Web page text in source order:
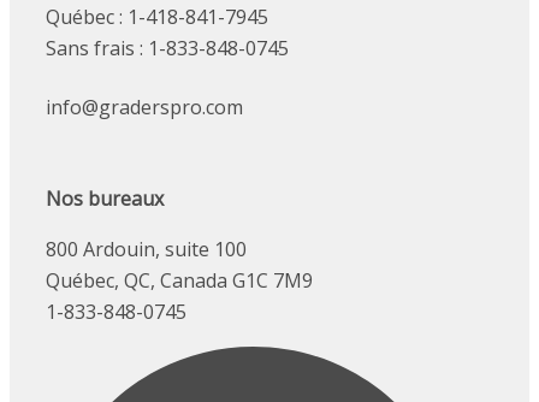
Québec : 1-418-841-7945
Sans frais : 1-833-848-0745
info@graderspro.com
Nos bureaux
800 Ardouin, suite 100
Québec, QC, Canada G1C 7M9
1-833-848-0745